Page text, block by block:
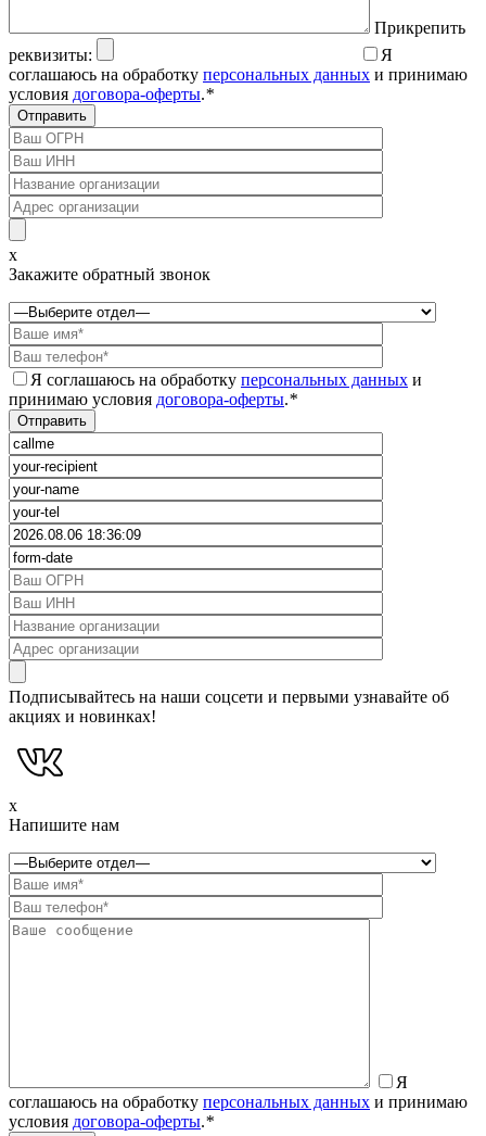
Прикрепить
реквизиты:
Я
соглашаюсь на обработку персональных данных и принимаю
условия договора-оферты.*
x
Закажите обратный звонок
Я соглашаюсь на обработку персональных данных и
принимаю условия договора-оферты.*
Подписывайтесь на наши соцсети и первыми узнавайте об
акциях и новинках!
x
Напишите нам
Я
соглашаюсь на обработку персональных данных и принимаю
условия договора-оферты.*